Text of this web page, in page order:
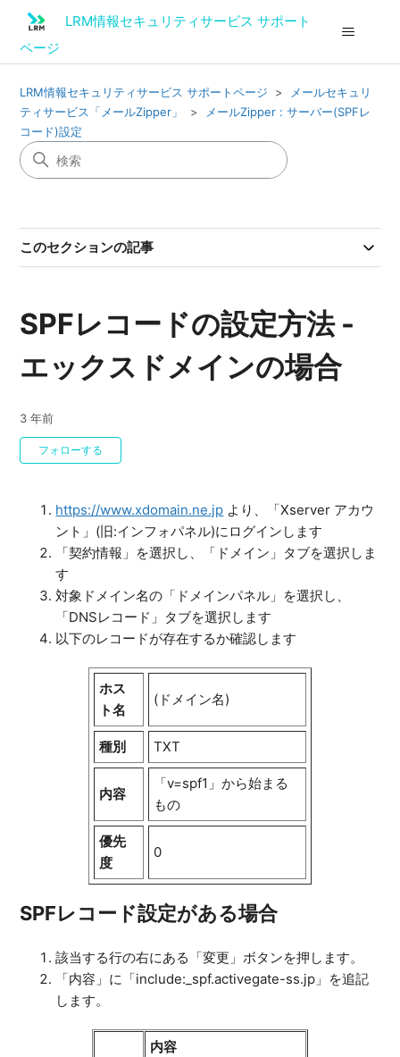
LRM情報セキュリティサービス サポート
ページ
LRM情報セキュリティサービス サポートページ
メールセキュリ
ティサービス「メールZipper」
メールZipper : サーバー(SPFレ
コード)設定
このセクションの記事
SPFレコードの設定方法 -
エックスドメインの場合
3 年前
フォローする
https://www.xdomain.ne.jp より、「Xserver アカウ
ント」(旧:インフォパネル)にログインします
「契約情報」を選択し、「ドメイン」タブを選択しま
す
対象ドメイン名の「ドメインパネル」を選択し、
「DNSレコード」タブを選択します
以下のレコードが存在するか確認します
ホス
ト名
(ドメイン名)
種別 TXT
内容
「v=spf1」から始まる
もの
優先
度
0
SPFレコード設定がある場合
該当する行の右にある「変更」ボタンを押します。
「内容」に「include:_spf.activegate-ss.jp」を追記
します。
内容